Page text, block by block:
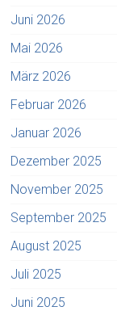
Juni 2026
Mai 2026
März 2026
Februar 2026
Januar 2026
Dezember 2025
November 2025
September 2025
August 2025
Juli 2025
Juni 2025